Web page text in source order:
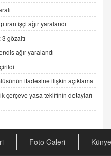
Yüzüne Vurulan Şamar:
"Beraber Yürüyoruz"
işçi ağır yaralandı
gözaltı
ağır yaralandı
ifadesine ilişkin açıklama
çerçeve yasa teklifinin detayları
Foto Galeri Künye